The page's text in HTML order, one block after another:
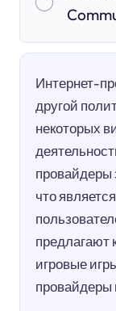
Интернет-
другой
некоторых
провайдеры
что
предлагают
игровые